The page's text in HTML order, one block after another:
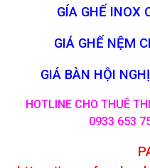
GÍA GHẾ INOX
GIÁ GHẾ NỆM
GIÁ BÀN HỘI
HOTLINE CHO THUÊ
0933 653